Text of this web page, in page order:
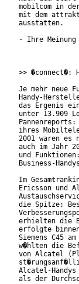
mobilcom in
mit dem
ausstatten.
- Ihre Meinung
>> �connect�:
Je mehr neue
Handy-
das Ergenis
unter 13.909
ihres
2001 waren es
auch im Jahr
und
Business-
Im
Ericsson und
die Spitze:
erhielten die
erfolgte
Siemens C45
w�hlten die
von Alcatel
Alcatel-
als der